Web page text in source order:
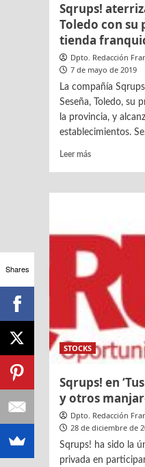
Sqrups!
Toledo con su
tienda
Dpto. Redacción
7 de mayo de 2019
La compañía
Seseña, Toledo, su
la provincia, y
establecimientos.
Leer másLeer
Sqrups!
Toledo
con
su
primera
tienda
franquiciada
STOCKS
Sqrups! en
y otros
Dpto. Redacción
28 de diciembre de
Sqrups! ha sido la
privada en
Shares